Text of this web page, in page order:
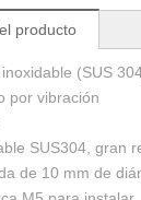
producto
(SUS
por vibración
SUS304, gran
de 10 mm de